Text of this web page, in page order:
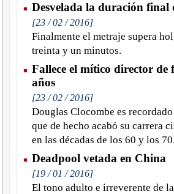
Desvelada la duración final
[23 / 02 / 2016]
Finalmente el metraje supera
treinta y un minutos.
Fallece el mítico director
años
[23 / 02 / 2016]
Douglas Clocombe es
que de hecho acabó su carrera
en las décadas de los 60 y los 70.
Deadpool vetada en China
[19 / 01 / 2016]
El tono adulto e irreverente de